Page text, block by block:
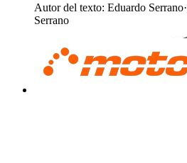
Autor del texto: Eduardo Serrano·
Serrano